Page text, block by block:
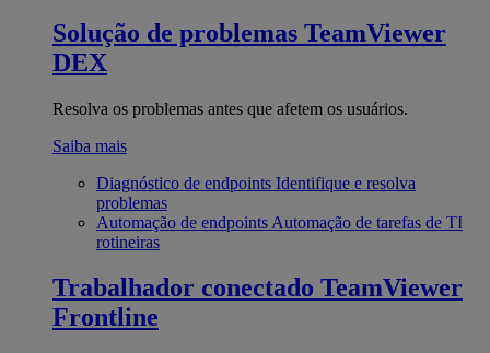
Solução de problemas TeamViewer
DEX
Resolva os problemas antes que afetem os usuários.
Saiba mais
Diagnóstico de endpoints Identifique e resolva
problemas
Automação de endpoints Automação de tarefas de TI
rotineiras
Trabalhador conectado TeamViewer
Frontline